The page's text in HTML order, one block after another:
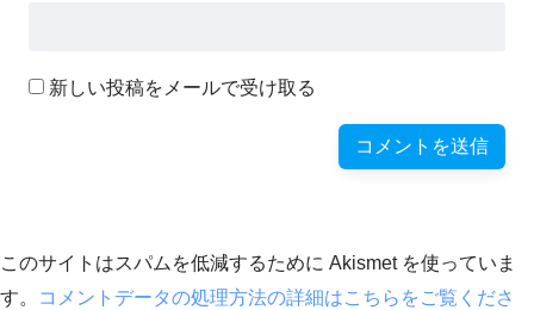
新しい投稿をメールで受け取る
このサイトはスパムを低減するために Akismet を使っていま
す。
コメントデータの処理方法の詳細はこちらをご覧くださ